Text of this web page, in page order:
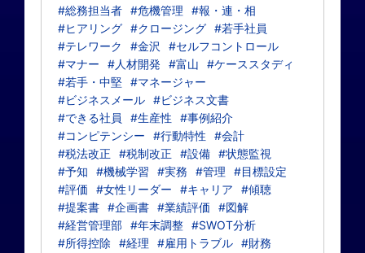
#総務担当者 #危機管理
#報・連・相
#ヒアリング #クロージング #若手社員
#テレワーク
#金沢
#セルフコントロール
#マナー
#人材開発 #富山
#ケーススタディ
#若手・中堅 #マネージャー
#ビジネスメール #ビジネス文書
#できる社員
#生産性
#事例紹介
#コンピテンシー
#行動特性
#会計
#税法改正
#税制改正 #設備 #状態監視
#予知
#機械学習 #実務 #管理
#目標設定
#評価
#女性リーダー #キャリア
#傾聴
#提案書 #企画書 #業績評価
#図解
#経営管理部 #年末調整 #SWOT分析
#所得控除
#経理 #雇用トラブル #財務